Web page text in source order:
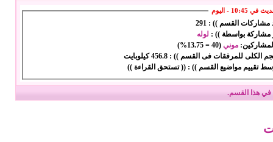
10:45 - اليوم
مشاركات القسم )) : 291
مشاركة بواسطة )) : لوله
موني (
40
=
13.75%
)
الكلى للمرفقات فى القسم )) : 456.8 كيلوبايت
تقييم مواضيع القسم )) : (( تستحق القراءة ))
هذا القسم.